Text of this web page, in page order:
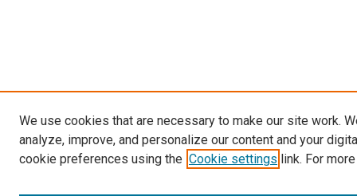
We use cookies that are necessary to make our site work.
analyze, improve, and personalize our content and your
cookie preferences using the Cookie settings link. For